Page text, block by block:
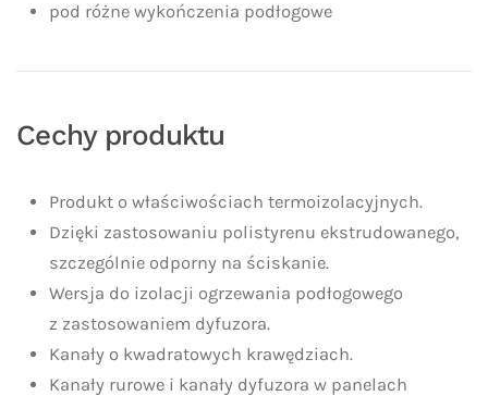
pod różne wykończenia podłogowe
Cechy produktu
Produkt o właściwościach termoizolacyjnych.
Dzięki zastosowaniu polistyrenu ekstrudowanego,
szczególnie odporny na ściskanie.
Wersja do izolacji ogrzewania podłogowego
z zastosowaniem dyfuzora.
Kanały o kwadratowych krawędziach.
Kanały rurowe i kanały dyfuzora w panelach